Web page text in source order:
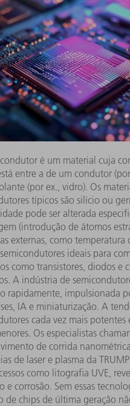
é um material cuja
entre a de um condutor
(por ex., vidro). Os
típicos são silício ou
pode ser alterada
(introdução de átomos
externas, como temperatura
ideais para
como transistores, diodos e
A indústria de
rapidamente, impulsionada
IA e miniaturização. A
cada vez mais potentes
Os especialistas
de corrida
de laser e plasma da
como litografia UVE,
e corrosão. Sem essas
de chips de última geração